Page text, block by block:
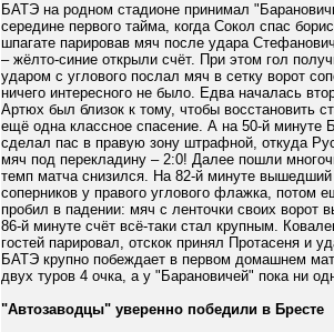
БАТЭ на родном стадионе принимал
середине первого тайма, когда Сокол спас
шпагате парировав мяч после удара
– жёлто-синие открыли счёт. При этом гол
ударом с углового послал мяч в сетку ворот
ничего интересного не было. Едва началась
Артюх был близок к тому, чтобы восстановить
ещё одна классное спасение. А на 50-й минуте
сделал пас в правую зону штрафной, откуда
мяч под перекладину – 2:0! Далее пошли
темп матча снизился. На 82-й минуте
соперников у правого углового флажка, потом
пробил в падении: мяч с ленточки своих ворот
86-й минуте счёт всё-таки стал крупным.
гостей парировал, отскок принял Протасеня и
БАТЭ крупно побеждает в первом домашнем
двух туров 4 очка, а у "Барановичей" пока ни
"Автозаводцы" уверенно победили в Бресте